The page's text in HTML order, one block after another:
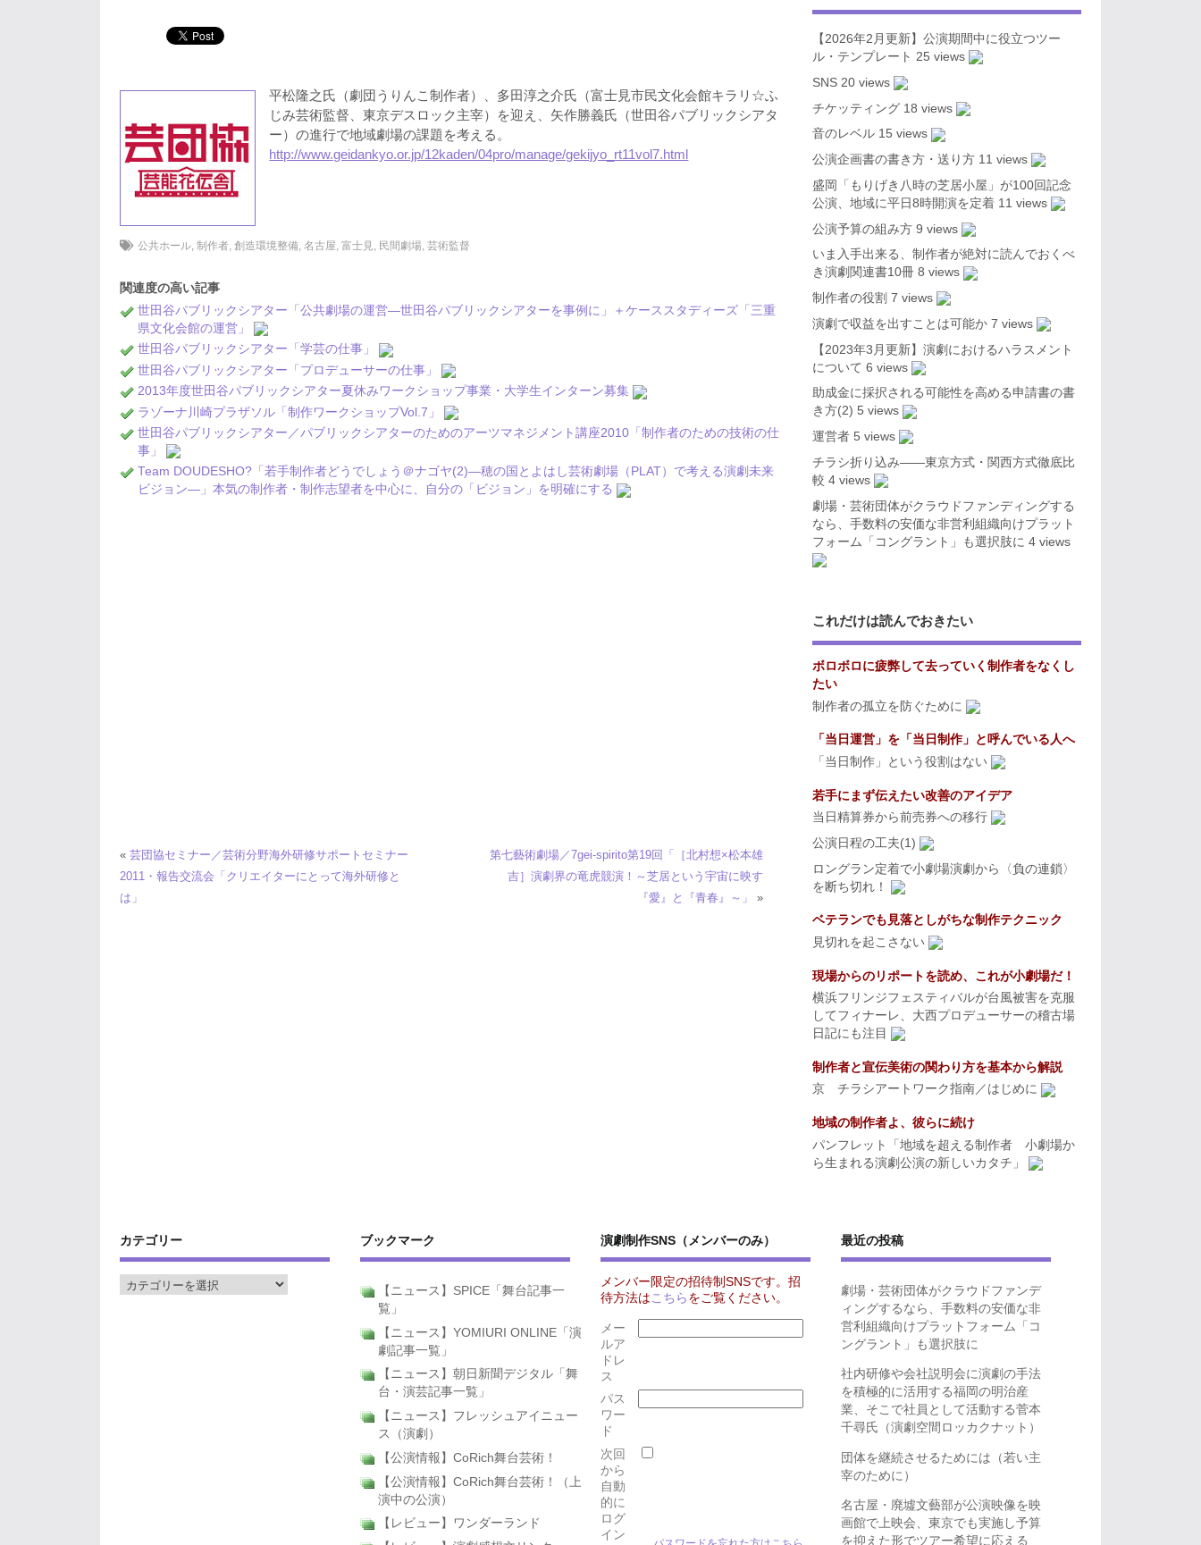
平松隆之氏（劇団うりんこ制作者）、多田淳之介氏（富士見市民文化会館キラリ☆ふ
じみ芸術監督、東京デスロック主宰）を迎え、矢作勝義氏（世田谷パブリックシアタ
ー）の進行で地域劇場の課題を考える。
http://www.geidankyo.or.jp/12kaden/04pro/manage/gekijyo_rt11vol7.html
公共ホール,制作者,創造環境整備,名古屋,富士見, 民間劇場,芸術監督
関連度の高い記事
世田谷パブリックシアター「公共劇場の運営―世田谷パブリックシアターを事例に」＋ケーススタディーズ「三重
県文化会館の運営」
世田谷パブリックシアター「学芸の仕事」
世田谷パブリックシアター「プロデューサーの仕事」
2013年度世田谷パブリックシアター夏休みワークショップ事業・大学生インターン募集
ラゾーナ川崎プラザソル「制作ワークショップVol.7」
世田谷パブリックシアター／パブリックシアターのためのアーツマネジメント講座2010「制作者のための技術の仕
事」
Team DOUDESHO?「若手制作者どうでしょう＠ナゴヤ(2)―穂の国とよはし芸術劇場（PLAT）で考える演劇未来
ビジョン―」本気の制作者・制作志望者を中心に、自分の「ビジョン」を明確にする
«芸団協セミナー／芸術分野海外研修サポートセミナー
2011・報告交流会「クリエイターにとって海外研修と
は」
第七藝術劇場／7gei-spirito第19回「［北村想×松本雄
吉］演劇界の竜虎競演！～芝居という宇宙に映す
『愛』と『青春』～」
»
【2026年2月更新】公演期間中に役立つツー
ル・テンプレート 25 views
SNS 20 views
チケッティング 18 views
音のレベル 15 views
公演企画書の書き方・送り方 11 views
盛岡「もりげき八時の芝居小屋」が100回記念
公演、地域に平日8時開演を定着 11 views
公演予算の組み方 9 views
いま入手出来る、制作者が絶対に読んでおくべ
き演劇関連書10冊 8 views
制作者の役割 7 views
演劇で収益を出すことは可能か 7 views
【2023年3月更新】演劇におけるハラスメント
について 6 views
助成金に採択される可能性を高める申請書の書
き方(2) 5 views
運営者 5 views
チラシ折り込み――東京方式・関西方式徹底比
較 4 views
劇場・芸術団体がクラウドファンディングする
なら、手数料の安価な非営利組織向けプラット
フォーム「コングラント」も選択肢に 4 views
これだけは読んでおきたい
ボロボロに疲弊して去っていく制作者をなくし
たい
制作者の孤立を防ぐために
「当日運営」を「当日制作」と呼んでいる人へ
「当日制作」という役割はない
若手にまず伝えたい改善のアイデア
当日精算券から前売券への移行
公演日程の工夫(1)
ロングラン定着で小劇場演劇から〈負の連鎖〉
を断ち切れ！
ベテランでも見落としがちな制作テクニック
見切れを起こさない
現場からのリポートを読め、これが小劇場だ！
横浜フリンジフェスティバルが台風被害を克服
してフィナーレ、大西プロデューサーの稽古場
日記にも注目
制作者と宣伝美術の関わり方を基本から解説
京 チラシアートワーク指南／はじめに
地域の制作者よ、彼らに続け
パンフレット「地域を超える制作者 小劇場か
ら生まれる演劇公演の新しいカタチ」
カテゴリー ブックマーク
【ニュース】SPICE「舞台記事一
覧」
【ニュース】YOMIURI ONLINE「演
劇記事一覧」
【ニュース】朝日新聞デジタル「舞
台・演芸記事一覧」
【ニュース】フレッシュアイニュー
ス（演劇）
【公演情報】CoRich舞台芸術！
【公演情報】CoRich舞台芸術！（上
演中の公演）
【レビュー】ワンダーランド
演劇制作SNS（メンバーのみ）
メンバー限定の招待制SNSです。招
待方法は こちら をご覧ください。
メー
ルア
ドレ
ス
パス
ワー
ド
次回
から
自動
的に
ログ
イン
最近の投稿
劇場・芸術団体がクラウドファンデ
ィングするなら、手数料の安価な非
営利組織向けプラットフォーム「コ
ングラント」も選択肢に
社内研修や会社説明会に演劇の手法
を積極的に活用する福岡の明治産
業、そこで社員として活動する菅本
千尋氏（演劇空間ロッカクナット）
団体を継続させるためには（若い主
宰のために）
名古屋・廃墟文藝部が公演映像を映
画館で上映会、東京でも実施し予算
を抑えた形でツアー希望に応える